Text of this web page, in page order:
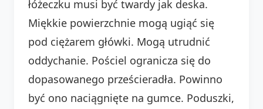
łóżeczku musi być twardy jak deska.
Miękkie powierzchnie mogą ugiąć się
pod ciężarem główki. Mogą utrudnić
oddychanie. Pościel ogranicza się do
dopasowanego prześcieradła. Powinno
być ono naciągnięte na gumce. Poduszki,